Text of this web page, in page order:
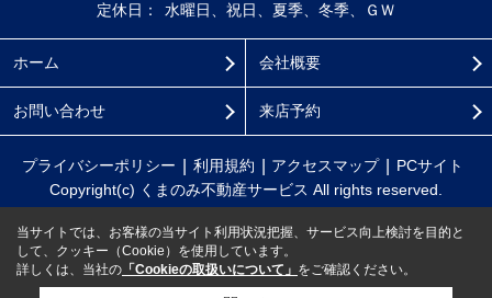
定休日：
水曜日、祝日、夏季、冬季、ＧＷ
ホーム 会社概要
お問い合わせ 来店予約
プライバシーポリシー 利用規約 アクセスマップ
PCサイト
Copyright(c) くまのみ不動産サービス All rights reserved.
当サイトでは、お客様の当サイト利用状況把握、サービス向上検討を目的と
して、クッキー（Cookie）を使用しています。
詳しくは、当社の 「Cookieの取扱いについて」 をご確認ください。